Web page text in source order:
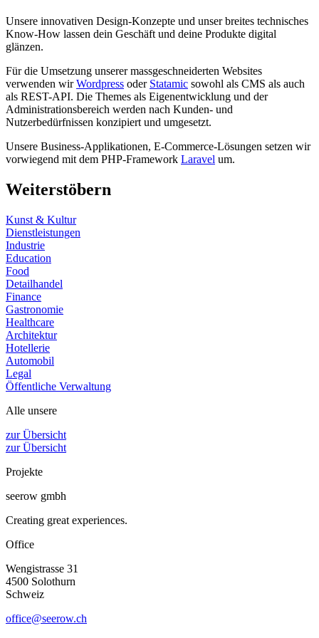
Unsere innovativen Design-Konzepte und unser breites technisches
Know-How lassen dein Geschäft und deine Produkte digital
glänzen.
Für die Umsetzung unserer massgeschneiderten Websites
verwenden wirWordpress oder Statamic sowohl als CMS als auch
als REST-API. Die Themes als Eigenentwicklung und der
Administrationsbereich werden nach Kunden- und
Nutzerbedürfnissen konzipiert und umgesetzt.
Unsere Business-Applikationen, E-Commerce-Lösungen setzen wir
vorwiegend mit dem PHP-Framework Laravel um.
Weiterstöbern
Kunst & Kultur
Dienstleistungen
Industrie
Education
Food
Detailhandel
Finance
Gastronomie
Healthcare
Architektur
Hotellerie
Automobil
Legal
Öffentliche Verwaltung
Alle unsere
zur Übersicht
zur Übersicht
Projekte
seerow gmbh
Creating great experiences.
Office
Wengistrasse 31
4500 Solothurn
Schweiz
office@seerow.ch